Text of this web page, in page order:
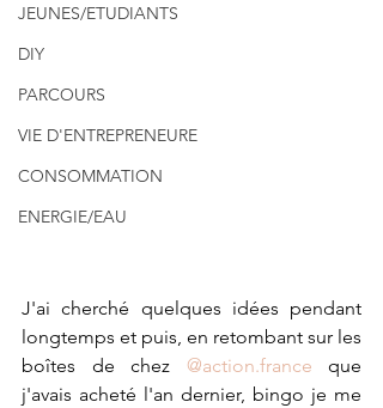
JEUNES/ETUDIANTS
DIY
PARCOURS
VIE D'ENTREPRENEURE
CONSOMMATION
ENERGIE/EAU
J'ai cherché quelques idées pendant
longtemps et puis, en retombant sur les
boîtes de chez @action.france que
j'avais acheté l'an dernier, bingo je me